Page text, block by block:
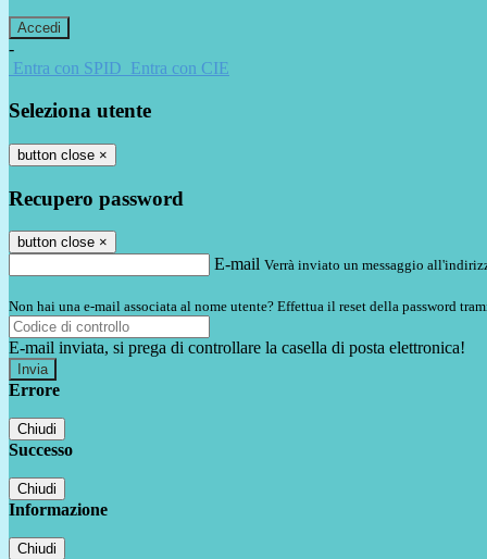
-
Entra con SPID Entra con CIE
Seleziona utente
button close ×
Recupero password
button close ×
E-mail Verrà inviato un messaggio
Non hai una e-mail associata al nome utente? Effettua il reset della password
E-mail inviata, si prega di controllare la casella di posta elettronica!
Errore
Chiudi
Successo
Chiudi
Informazione
Chiudi